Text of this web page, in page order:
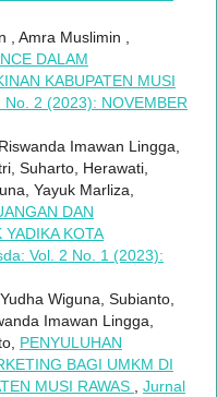
Amra Muslimin ,
DALAM
KABUPATEN MUSI
2 (2023): NOVEMBER
Imawan Lingga,
Suharto, Herawati,
Yayuk Marliza,
DAN
KOTA
Vol. 2 No. 1 (2023):
Wiguna, Subianto,
Imawan Lingga,
PENYULUHAN
BAGI UMKM DI
MUSI RAWAS
Jurnal